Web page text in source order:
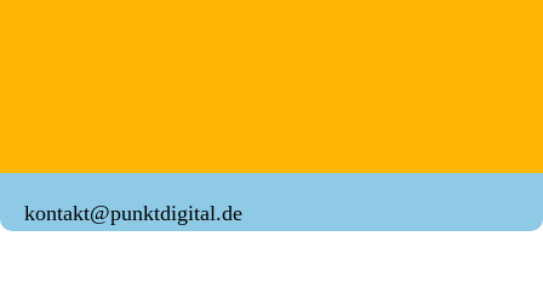
kontakt@punktdigital.de